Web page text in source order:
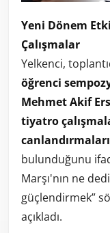
Yeni Dönem
Çalışmalar
Yelkenci,
öğrenci
Mehmet Akif
tiyatro
canlandırmaları
bulunduğunu
Marşı'nın ne
güçlendirmek”
açıkladı.